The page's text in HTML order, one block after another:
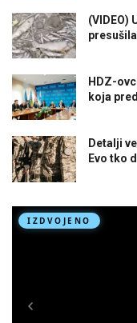
(VIDEO)
HDZ-
koja
Detalji
Evo tko